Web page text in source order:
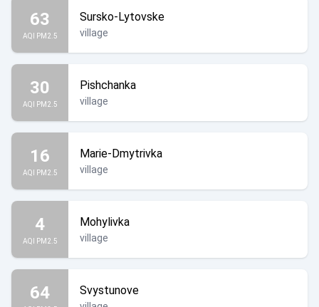
63
AQI PM2.5
Sursko-Lytovske
village
30
AQI PM2.5
Pishchanka
village
16
AQI PM2.5
Marie-Dmytrivka
village
4
AQI PM2.5
Mohylivka
village
64 Svystunove